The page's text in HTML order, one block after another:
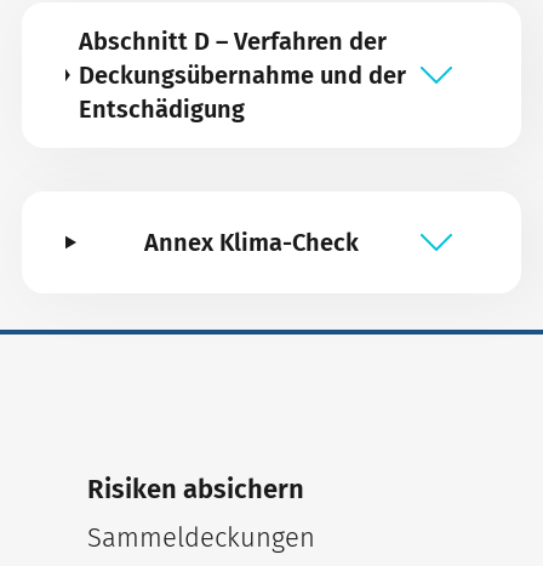
Abschnitt D – Verfahren der
Deckungsübernahme und der
Entschädigung
Annex Klima-Check
Risiken absichern
Sammeldeckungen